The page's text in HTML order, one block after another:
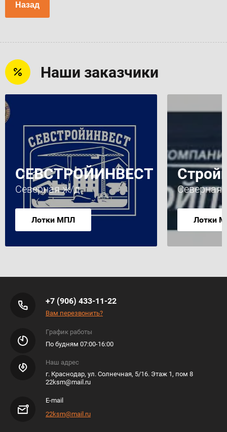
Назад
Наши заказчики
СЕВСТРОЙИНВЕСТ
Северная ж/д
Лотки МПЛ
Северная
Лотки
+7 (906) 433-11-22
Вам перезвонить?
График работы
По будням 07:00-16:00
Наш адрес
г. Краснодар, ул. Солнечная, 5/16. Этаж 1, пом 8
22ksm@mail.ru
E-mail
22ksm@mail.ru